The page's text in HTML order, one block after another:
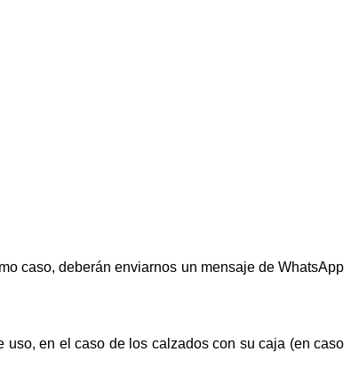
caso, deberán enviarnos un mensaje de WhatsApp
en el caso de los calzados con su caja (en caso